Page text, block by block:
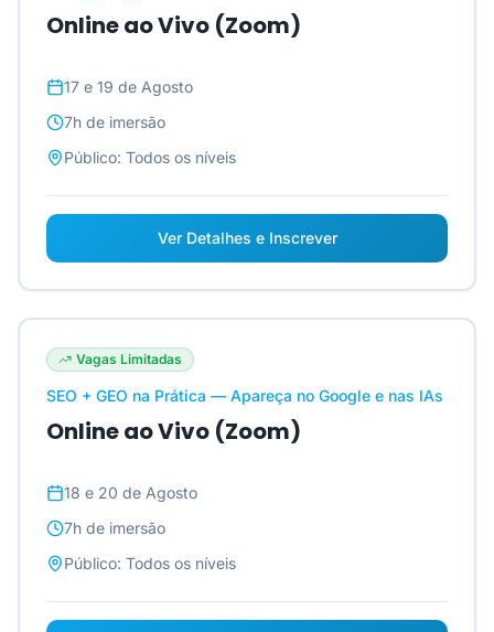
Online ao Vivo (Zoom)
17 e 19 de Agosto
7h de imersão
Público: Todos os níveis
Ver Detalhes e Inscrever
Vagas Limitadas
SEO + GEO na Prática — Apareça no Google e nas IAs
Online ao Vivo (Zoom)
18 e 20 de Agosto
7h de imersão
Público: Todos os níveis